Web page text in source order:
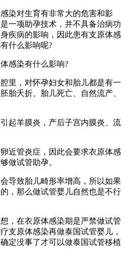
染对生育有非常大的危害和影
一项助孕技术，并不具备治病功
疾病的影响，因此患有支原体感
什么影响呢?
感染有什么影响?
里，对怀孕妇女和胎儿都是有一
胎夭折、胎儿死亡、自然流产、
起羊膜炎，产后子宫内膜炎、流
近管炎症，因此会要求衣原体感
做试管助孕。
导致胎儿畸形率增高，所以如果
，那么做试管婴儿自然也是不行
，在衣原体感染期是严禁做试管
支原体感染再做泰国试管婴儿，
定没事了才可以做泰国试管移植